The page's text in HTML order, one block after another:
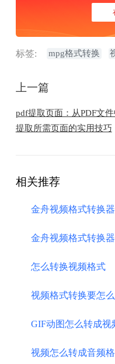
标签: mpg格式转换
上一篇
pdf提取页面：从PDF文件
提取所需页面的实用技巧
相关推荐
金舟视频格式转换
金舟视频格式转换
怎么转换视频格式
视频格式转换要怎
GIF动图怎么转成视
视频怎么转成音频